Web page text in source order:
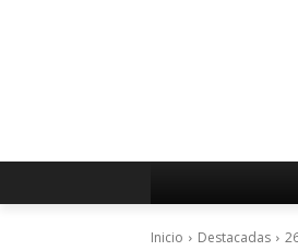
Inicio Destacadas